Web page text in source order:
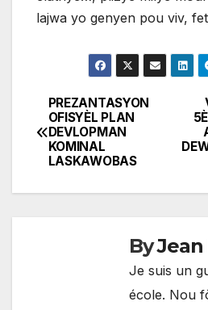
lajwa yo genyen pou viv,
Navigation
de
PREZANTASYON
OFISYÈL PLAN
DEVLOPMAN
KOMINAL
LASKAWOBAS
ByJean
Je suis un
école. Nou